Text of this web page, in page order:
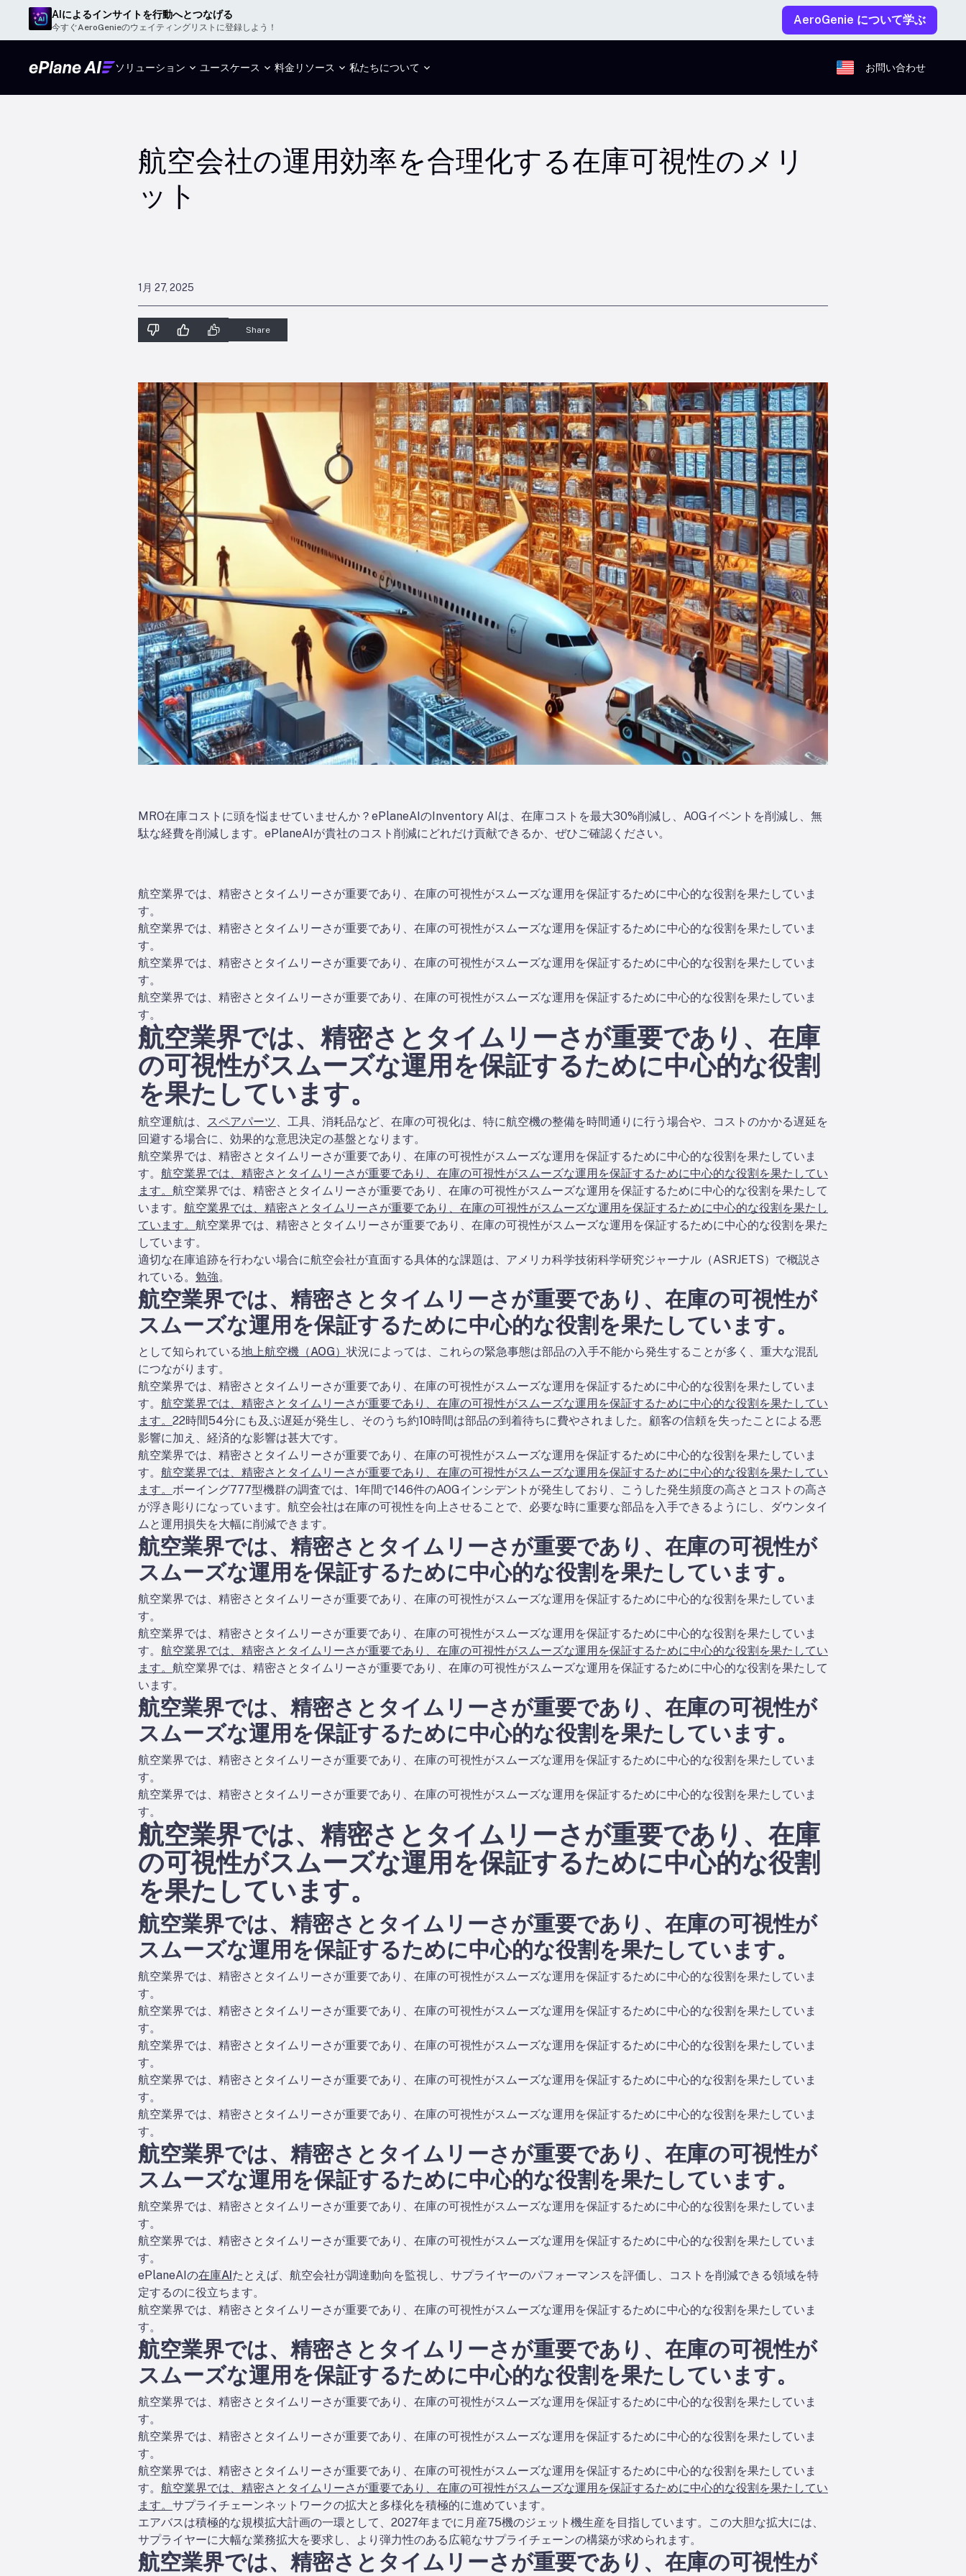
AIによるインサイトを行動へとつなげる
今すぐAeroGenieのウェイティングリストに登録しよう！
AeroGenie について学ぶ
ソリューション ユースケース 料金 リソース 私たちについて お問い合わせ
航空会社の運用効率を合理化する在庫可視性のメリ
ット
1月 27, 2025
Share
MRO在庫コストに頭を悩ませていませんか？ePlaneAIのInventory AIは、在庫コストを最大30%削減し、AOGイベントを削減し、無
駄な経費を削減します。ePlaneAIが貴社のコスト削減にどれだけ貢献できるか、ぜひご確認ください。
航空業界では、精密さとタイムリーさが重要であり、在庫の可視性がスムーズな運用を保証するために中心的な役割を果たしていま
す。
航空業界では、精密さとタイムリーさが重要であり、在庫の可視性がスムーズな運用を保証するために中心的な役割を果たしていま
す。
航空業界では、精密さとタイムリーさが重要であり、在庫の可視性がスムーズな運用を保証するために中心的な役割を果たしていま
す。
航空業界では、精密さとタイムリーさが重要であり、在庫の可視性がスムーズな運用を保証するために中心的な役割を果たしていま
す。
航空業界では、精密さとタイムリーさが重要であり、在庫
の可視性がスムーズな運用を保証するために中心的な役割
を果たしています。
航空運航は、 スペアパーツ、工具、消耗品など、在庫の可視化は、特に航空機の整備を時間通りに行う場合や、コストのかかる遅延を
回避する場合に、効果的な意思決定の基盤となります。
航空業界では、精密さとタイムリーさが重要であり、在庫の可視性がスムーズな運用を保証するために中心的な役割を果たしていま
す。 航空業界では、精密さとタイムリーさが重要であり、在庫の可視性がスムーズな運用を保証するために中心的な役割を果たしてい
ます。 航空業界では、精密さとタイムリーさが重要であり、在庫の可視性がスムーズな運用を保証するために中心的な役割を果たして
います。 航空業界では、精密さとタイムリーさが重要であり、在庫の可視性がスムーズな運用を保証するために中心的な役割を果たし
ています。 航空業界では、精密さとタイムリーさが重要であり、在庫の可視性がスムーズな運用を保証するために中心的な役割を果た
しています。
適切な在庫追跡を行わない場合に航空会社が直面する具体的な課題は、アメリカ科学技術科学研究ジャーナル（ASRJETS）で概説さ
れている。 勉強。
航空業界では、精密さとタイムリーさが重要であり、在庫の可視性が
スムーズな運用を保証するために中心的な役割を果たしています。
として知られている地上航空機（AOG） 状況によっては、これらの緊急事態は部品の入手不能から発生することが多く、重大な混乱
につながります。
航空業界では、精密さとタイムリーさが重要であり、在庫の可視性がスムーズな運用を保証するために中心的な役割を果たしていま
す。 航空業界では、精密さとタイムリーさが重要であり、在庫の可視性がスムーズな運用を保証するために中心的な役割を果たしてい
ます。 22時間54分にも及ぶ遅延が発生し、そのうち約10時間は部品の到着待ちに費やされました。顧客の信頼を失ったことによる悪
影響に加え、経済的な影響は甚大です。
航空業界では、精密さとタイムリーさが重要であり、在庫の可視性がスムーズな運用を保証するために中心的な役割を果たしていま
す。 航空業界では、精密さとタイムリーさが重要であり、在庫の可視性がスムーズな運用を保証するために中心的な役割を果たしてい
ます。 ボーイング777型機群の調査では、1年間で146件のAOGインシデントが発生しており、こうした発生頻度の高さとコストの高さ
が浮き彫りになっています。航空会社は在庫の可視性を向上させることで、必要な時に重要な部品を入手できるようにし、ダウンタイ
ムと運用損失を大幅に削減できます。
航空業界では、精密さとタイムリーさが重要であり、在庫の可視性が
スムーズな運用を保証するために中心的な役割を果たしています。
航空業界では、精密さとタイムリーさが重要であり、在庫の可視性がスムーズな運用を保証するために中心的な役割を果たしていま
す。
航空業界では、精密さとタイムリーさが重要であり、在庫の可視性がスムーズな運用を保証するために中心的な役割を果たしていま
す。 航空業界では、精密さとタイムリーさが重要であり、在庫の可視性がスムーズな運用を保証するために中心的な役割を果たしてい
ます。 航空業界では、精密さとタイムリーさが重要であり、在庫の可視性がスムーズな運用を保証するために中心的な役割を果たして
います。
航空業界では、精密さとタイムリーさが重要であり、在庫の可視性が
スムーズな運用を保証するために中心的な役割を果たしています。
航空業界では、精密さとタイムリーさが重要であり、在庫の可視性がスムーズな運用を保証するために中心的な役割を果たしていま
す。
航空業界では、精密さとタイムリーさが重要であり、在庫の可視性がスムーズな運用を保証するために中心的な役割を果たしていま
す。
航空業界では、精密さとタイムリーさが重要であり、在庫
の可視性がスムーズな運用を保証するために中心的な役割
を果たしています。
航空業界では、精密さとタイムリーさが重要であり、在庫の可視性が
スムーズな運用を保証するために中心的な役割を果たしています。
航空業界では、精密さとタイムリーさが重要であり、在庫の可視性がスムーズな運用を保証するために中心的な役割を果たしていま
す。
航空業界では、精密さとタイムリーさが重要であり、在庫の可視性がスムーズな運用を保証するために中心的な役割を果たしていま
す。
航空業界では、精密さとタイムリーさが重要であり、在庫の可視性がスムーズな運用を保証するために中心的な役割を果たしていま
す。
航空業界では、精密さとタイムリーさが重要であり、在庫の可視性がスムーズな運用を保証するために中心的な役割を果たしていま
す。
航空業界では、精密さとタイムリーさが重要であり、在庫の可視性がスムーズな運用を保証するために中心的な役割を果たしていま
す。
航空業界では、精密さとタイムリーさが重要であり、在庫の可視性が
スムーズな運用を保証するために中心的な役割を果たしています。
航空業界では、精密さとタイムリーさが重要であり、在庫の可視性がスムーズな運用を保証するために中心的な役割を果たしていま
す。
航空業界では、精密さとタイムリーさが重要であり、在庫の可視性がスムーズな運用を保証するために中心的な役割を果たしていま
す。
ePlaneAIの在庫AIたとえば、航空会社が調達動向を監視し、サプライヤーのパフォーマンスを評価し、コストを削減できる領域を特
定するのに役立ちます。
航空業界では、精密さとタイムリーさが重要であり、在庫の可視性がスムーズな運用を保証するために中心的な役割を果たしていま
す。
航空業界では、精密さとタイムリーさが重要であり、在庫の可視性が
スムーズな運用を保証するために中心的な役割を果たしています。
航空業界では、精密さとタイムリーさが重要であり、在庫の可視性がスムーズな運用を保証するために中心的な役割を果たしていま
す。
航空業界では、精密さとタイムリーさが重要であり、在庫の可視性がスムーズな運用を保証するために中心的な役割を果たしていま
す。
航空業界では、精密さとタイムリーさが重要であり、在庫の可視性がスムーズな運用を保証するために中心的な役割を果たしていま
す。 航空業界では、精密さとタイムリーさが重要であり、在庫の可視性がスムーズな運用を保証するために中心的な役割を果たしてい
ます。 サプライチェーンネットワークの拡大と多様化を積極的に進めています。
エアバスは積極的な規模拡大計画の一環として、2027年までに月産75機のジェット機生産を目指しています。この大胆な拡大には、
サプライヤーに大幅な業務拡大を要求し、より弾力性のある広範なサプライチェーンの構築が求められます。
航空業界では、精密さとタイムリーさが重要であり、在庫の可視性が